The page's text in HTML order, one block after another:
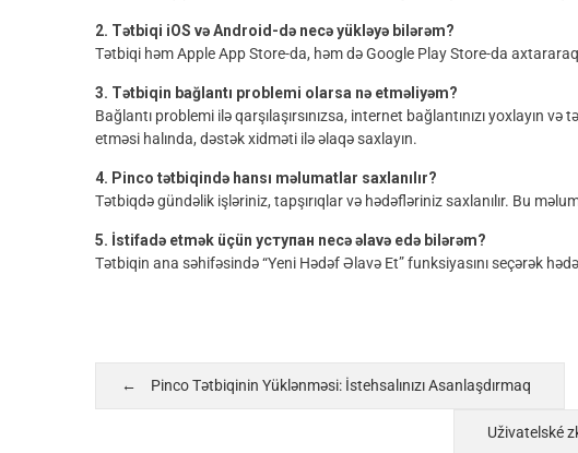
2. Tətbiqi iOS və Android-də necə yükləyə bilərəm?
Tətbiqi həm Apple App Store-da, həm də Google Play Store-da
3. Tətbiqin bağlantı problemi olarsa nə etməliyəm?
Bağlantı problemi ilə qarşılaşırsınızsa, internet bağlantınızı yoxlayın
etməsi halında, dəstək xidməti ilə əlaqə saxlayın.
4. Pinco tətbiqində hansı məlumatlar saxlanılır?
Tətbiqdə gündəlik işləriniz, tapşırıqlar və hədəfləriniz saxlanılır. Bu
5. İstifadə etmək üçün уступан necə əlavə edə bilərəm?
Tətbiqin ana səhifəsində “Yeni Hədəf Əlavə Et” funksiyasını seçərək
Pinco Tətbiqinin Yüklənməsi: İstehsalınızı Asanlaşdırmaq
Uživatelské